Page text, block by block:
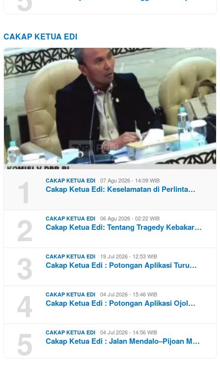
CAKAP KETUA EDI
1 CAKAP KETUA EDI 07 Agu 2026 - 14:09 WIB
Cakap Ketua Edi: Keselamatan di Perlinta…
2 CAKAP KETUA EDI 06 Agu 2026 - 02:22 WIB
Cakap Ketua Edi: Tentang Tragedy Kebakar…
3 CAKAP KETUA EDI 19 Jul 2026 - 12:53 WIB
Cakap Ketua Edi : Potongan Aplikasi Turu…
4 CAKAP KETUA EDI 04 Jul 2026 - 15:46 WIB
Cakap Ketua Edi : Potongan Aplikasi Ojol…
5 CAKAP KETUA EDI 04 Jul 2026 - 14:56 WIB
Cakap Ketua Edi : Jalan Mendalo–Pijoan M…